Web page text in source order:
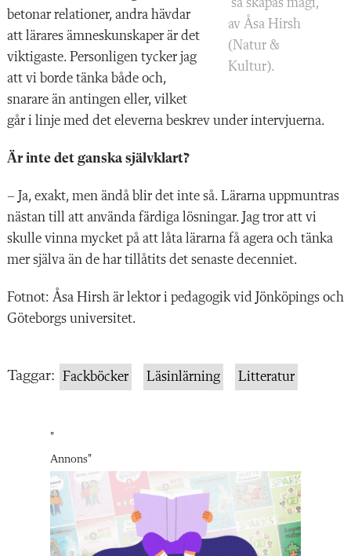
så skapas magi,
av Åsa Hirsh
(Natur &
Kultur).
betonar relationer, andra hävdar
att lärares ämneskunskaper är det
viktigaste. Personligen tycker jag
att vi borde tänka både och,
snarare än antingen eller, vilket
går i linje med det eleverna beskrev under intervjuerna.
Är inte det ganska självklart?
– Ja, exakt, men ändå blir det inte så. Lärarna uppmuntras
nästan till att använda färdiga lösningar. Jag tror att vi
skulle vinna mycket på att låta lärarna få agera och tänka
mer själva än de har tillåtits det senaste decenniet.
Fotnot: Åsa Hirsh är lektor i pedagogik vid Jönköpings och
Göteborgs universitet.
Taggar: Fackböcker Läsinlärning Litteratur
"
Annons"